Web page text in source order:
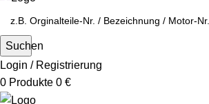
Suchen
Login / Registrierung
0 Produkte 0 €